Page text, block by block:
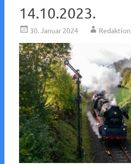
14.10.2023.
30. Januar 2024 Redaktion